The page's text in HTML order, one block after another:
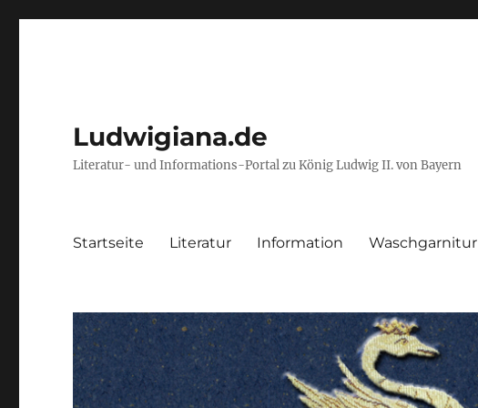
Ludwigiana.de
Literatur- und Informations-Portal zu König Ludwig II. von Bayern
Startseite Literatur Information Waschgarnitur